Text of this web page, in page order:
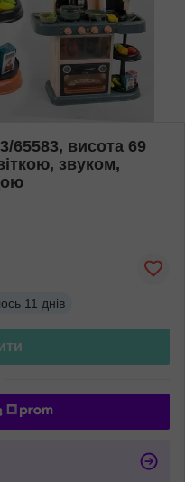
65583, висота 69
звуком,
11 днів